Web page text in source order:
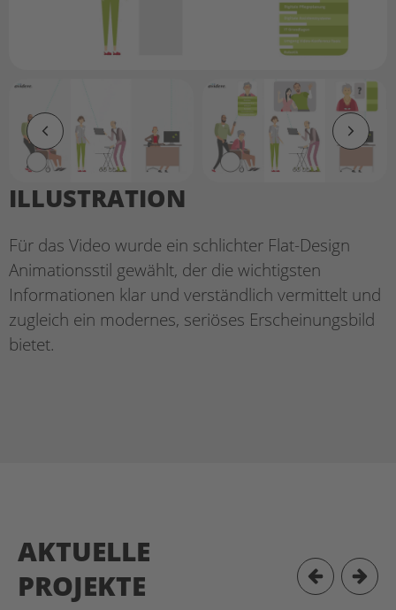
ILLUSTRATION
Für das Video wurde ein schlichter Flat-Design
Animationsstil gewählt, der die wichtigsten
Informationen klar und verständlich vermittelt und
zugleich ein modernes, seriöses Erscheinungsbild
bietet.
AKTUELLE
PROJEKTE